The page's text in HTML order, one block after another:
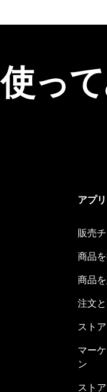
使っ
アプ
販売
商品
商品
注文
スト
マー
ン
スト